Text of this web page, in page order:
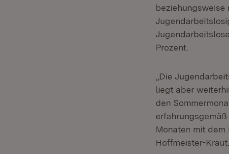
beziehungsweise
Prozent.
„Die
liegt aber
den
Monaten mit
Hoffmeister-Kraut.